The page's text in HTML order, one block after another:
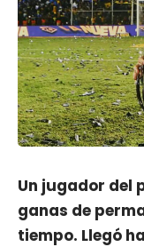
Un jugador del
ganas de
tiempo. Llegó